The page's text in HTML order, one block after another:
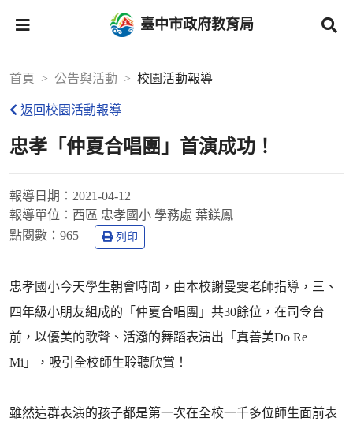
臺中市政府教育局
首頁 公告與活動 校園活動報導
返回校園活動報導
忠孝「仲夏合唱團」首演成功！
報導日期： 2021-04-12
報導單位： 西區 忠孝國小 學務處 葉鎂鳳
點閱數： 965 列印
忠孝國小今天學生朝會時間，由本校謝曼雯老師指導，三、
四年級小朋友組成的「仲夏合唱團」共30餘位，在司令台
前，以優美的歌聲、活潑的舞蹈表演出「真善美Do Re
Mi」，吸引全校師生聆聽欣賞！
雖然這群表演的孩子都是第一次在全校一千多位師生面前表